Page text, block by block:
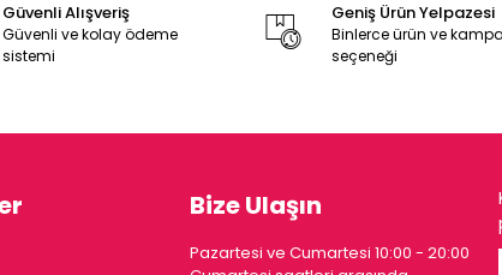
Güvenli Alışveriş
Güvenli ve kolay ödeme
sistemi
Geniş Ürün Yelpazesi
Binlerce ürün ve
seçeneği
Bize Ulaşın
Pazartesi ve Cumartesi 10:00 - 20:00